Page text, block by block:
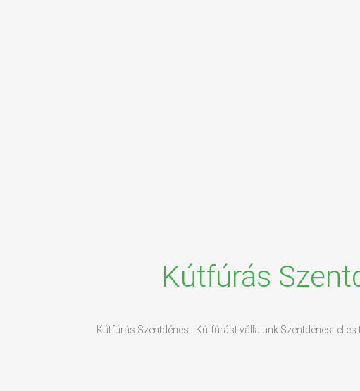
Kútfúrás
Kútfúrás Szentdénes - Kútfúrást vállalunk Szentdénes